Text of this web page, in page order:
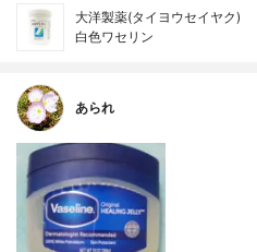
大洋製薬(タイヨウセイヤク)
白色ワセリン
あられ